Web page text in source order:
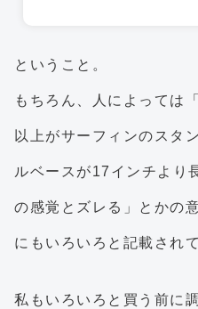
ということ。
もちろん、人によっては
以上がサーフィンのスタ
ルベースが17インチより
の感覚とズレる」とかの
にもいろいろと記載され
私もいろいろと買う前に